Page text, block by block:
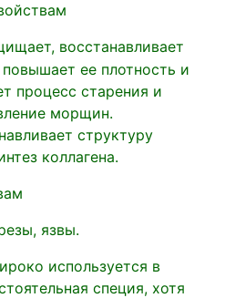
восстанавливает
ее плотность и
процесс старения и
морщин.
структуру
коллагена.
язвы.
используется в
специя, хотя